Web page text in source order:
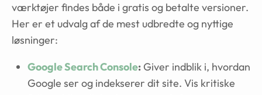
værktøjer findes både i gratis og betalte versioner.
Her er et udvalg af de mest udbredte og nyttige
løsninger:
Google Search Console: Giver indblik i, hvordan
Google ser og indekserer dit site. Vis kritiske